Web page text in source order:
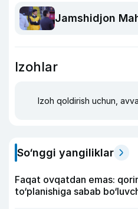
Jamshidjon
Izohlar
Izoh qoldirish uchun,
So‘nggi yangiliklar
Faqat ovqatdan emas:
to‘planishiga sabab